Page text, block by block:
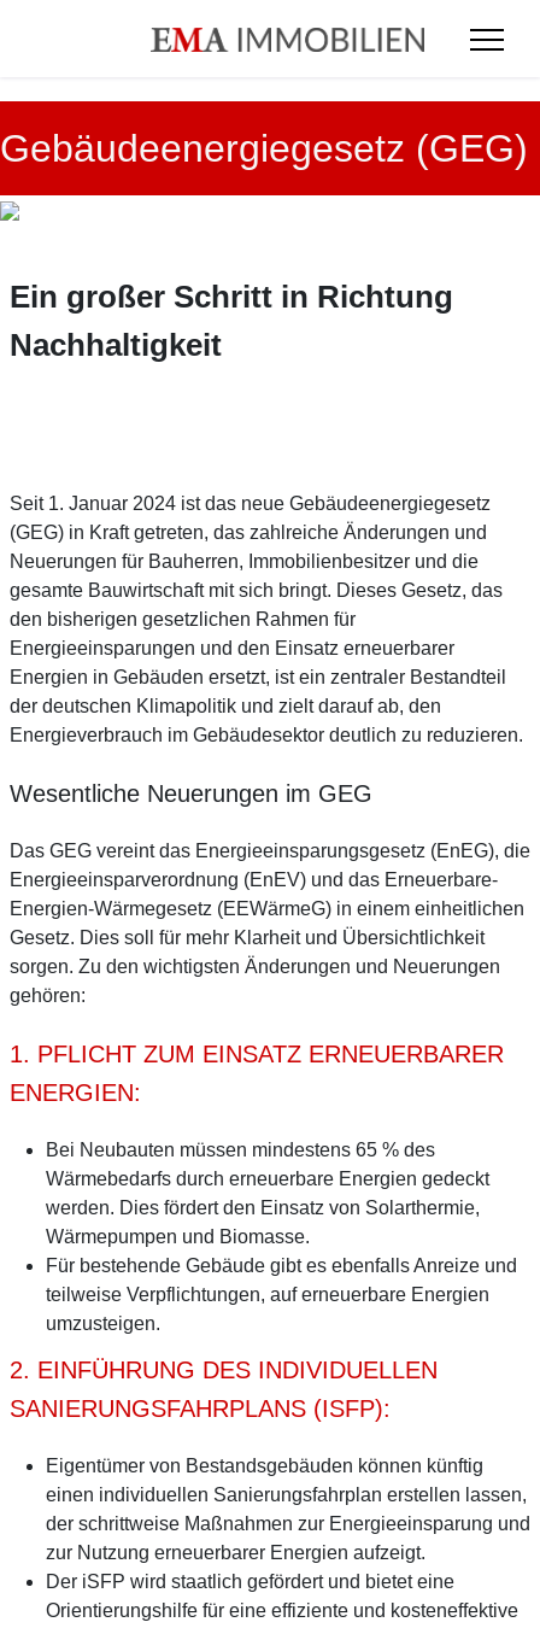
Gebäudeenergiegesetz (GEG)
Ein großer Schritt in Richtung
Nachhaltigkeit
Seit 1. Januar 2024 ist das neue Gebäudeenergiegesetz
(GEG) in Kraft getreten, das zahlreiche Änderungen und
Neuerungen für Bauherren, Immobilienbesitzer und die
gesamte Bauwirtschaft mit sich bringt. Dieses Gesetz, das
den bisherigen gesetzlichen Rahmen für
Energieeinsparungen und den Einsatz erneuerbarer
Energien in Gebäuden ersetzt, ist ein zentraler Bestandteil
der deutschen Klimapolitik und zielt darauf ab, den
Energieverbrauch im Gebäudesektor deutlich zu reduzieren.
Wesentliche Neuerungen im GEG
Das GEG vereint das Energieeinsparungsgesetz (EnEG), die
Energieeinsparverordnung (EnEV) und das Erneuerbare-
Energien-Wärmegesetz (EEWärmeG) in einem einheitlichen
Gesetz. Dies soll für mehr Klarheit und Übersichtlichkeit
sorgen. Zu den wichtigsten Änderungen und Neuerungen
gehören:
1. PFLICHT ZUM EINSATZ ERNEUERBARER
ENERGIEN:
Bei Neubauten müssen mindestens 65 % des
Wärmebedarfs durch erneuerbare Energien gedeckt
werden. Dies fördert den Einsatz von Solarthermie,
Wärmepumpen und Biomasse.
Für bestehende Gebäude gibt es ebenfalls Anreize und
teilweise Verpflichtungen, auf erneuerbare Energien
umzusteigen.
2. EINFÜHRUNG DES INDIVIDUELLEN
SANIERUNGSFAHRPLANS (ISFP):
Eigentümer von Bestandsgebäuden können künftig
einen individuellen Sanierungsfahrplan erstellen lassen,
der schrittweise Maßnahmen zur Energieeinsparung und
zur Nutzung erneuerbarer Energien aufzeigt.
Der iSFP wird staatlich gefördert und bietet eine
Orientierungshilfe für eine effiziente und kosteneffektive